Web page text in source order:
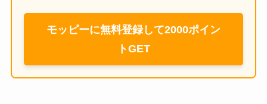
モッピーに無料登録して2000ポイン
トGET